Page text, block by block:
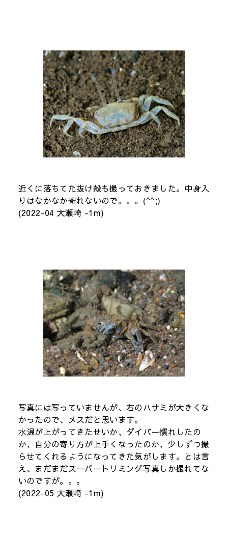
近くに落ちてた抜け殻も撮っておきました。中身入
りはなかなか寄れないので。。。(^^;)
(2022-04 大瀬崎 -1m)
写真には写っていませんが、右のハサミが大きくな
かったので、メスだと思います。
水温が上がってきたせいか、ダイバー慣れしたの
か、自分の寄り方が上手くなったのか、少しずつ撮
らせてくれるようになってきた気がします。とは言
え、まだまだスーパートリミング写真しか撮れてな
いのですが。。。
(2022-05 大瀬崎 -1m)